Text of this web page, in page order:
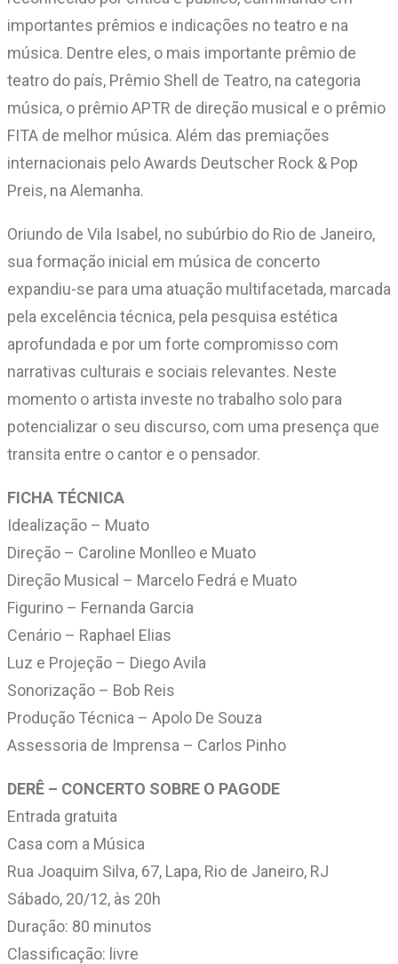
importantes prêmios e indicações no teatro e na
música. Dentre eles, o mais importante prêmio de
teatro do país, Prêmio Shell de Teatro, na categoria
música, o prêmio APTR de direção musical e o prêmio
FITA de melhor música. Além das premiações
internacionais pelo Awards Deutscher Rock & Pop
Preis, na Alemanha.
Oriundo de Vila Isabel, no subúrbio do Rio de Janeiro,
sua formação inicial em música de concerto
expandiu-se para uma atuação multifacetada, marcada
pela excelência técnica, pela pesquisa estética
aprofundada e por um forte compromisso com
narrativas culturais e sociais relevantes. Neste
momento o artista investe no trabalho solo para
potencializar o seu discurso, com uma presença que
transita entre o cantor e o pensador.
FICHA TÉCNICA
Idealização – Muato
Direção – Caroline Monlleo e Muato
Direção Musical – Marcelo Fedrá e Muato
Figurino – Fernanda Garcia
Cenário – Raphael Elias
Luz e Projeção – Diego Avila
Sonorização – Bob Reis
Produção Técnica – Apolo De Souza
Assessoria de Imprensa – Carlos Pinho
DERÊ – CONCERTO SOBRE O PAGODE
Entrada gratuita
Casa com a Música
Rua Joaquim Silva, 67, Lapa, Rio de Janeiro, RJ
Sábado, 20/12, às 20h
Duração: 80 minutos
Classificação: livre